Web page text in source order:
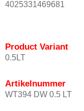
4025331469681
Product Variant
0.5LT
Artikelnummer
WT394 DW 0.5 LT